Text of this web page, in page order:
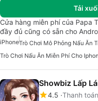
Tải
Cửa hàng miễn phí của Papa
đầy đủ cũng có sẵn cho
iPhone
Trò Chơi Nấu Ăn Miễn Phí Cho
Showbiz Lấp
4.5 Thanh toán